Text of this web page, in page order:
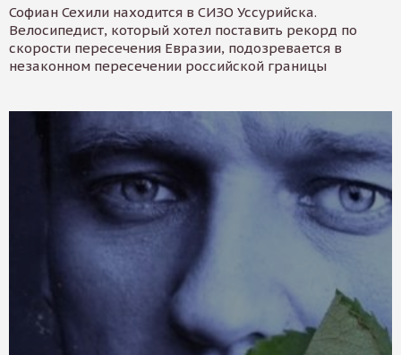
Софиан Сехили находится в СИЗО Уссурийска.
Велосипедист, который хотел поставить рекорд по
скорости пересечения Евразии, подозревается в
незаконном пересечении российской границы